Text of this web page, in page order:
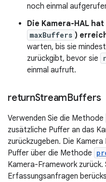
noch einmal
Die Kamera-HAL
maxBuffers )
warten, bis sie
zurückgibt, bevor sie
einmal aufruft.
returnStreamBuffers
Verwenden Sie die Methode
zusätzliche Puffer an das
zurückzugeben. Die
Puffer über die Methode
Kamera-Framework zurück.
Erfassungsanfragen